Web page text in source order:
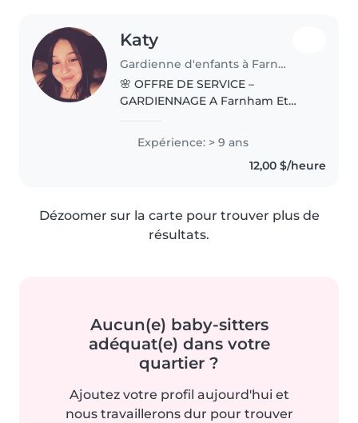
Katy
Gardienne d'enfants à Farnham
🌸 OFFRE DE SERVICE –
GARDIENNAGE A Farnham Et
m'appelle katy , j'ai 22 ans je suis
maman d'un petit garçon de 2
ans et j'ai travaillé comme
Expérience: > 9 ans
12,00 $/heure
Dézoomer sur la carte pour trouver plus de
résultats.
Aucun(e) baby-sitters
adéquat(e) dans votre
quartier ?
Ajoutez votre profil aujourd'hui et
nous travaillerons dur pour trouver